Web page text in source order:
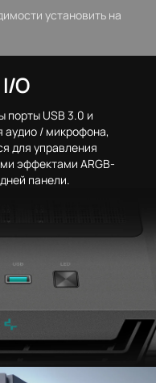
установить на
O
порты USB 3.0 и
аудио / микрофона,
для управления
эффектами ARGB-
панели.